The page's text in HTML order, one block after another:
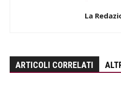
La
ARTICOLI CORRELATI